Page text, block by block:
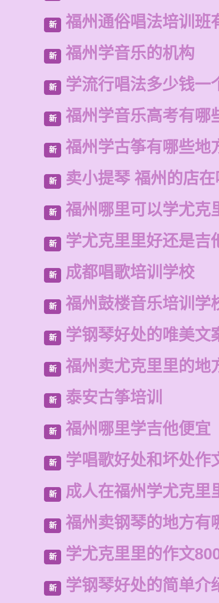
新 福州通俗唱法培训班
新 福州学音乐的机构
新 学流行唱法多少钱一
新 福州学音乐高考有哪
新 福州学古筝有哪些地
新 卖小提琴 福州的店
新 福州哪里可以学尤克
新 学尤克里里好还是吉
新 成都唱歌培训学校
新 福州鼓楼音乐培训学
新 学钢琴好处的唯美文
新 福州卖尤克里里的地
新 泰安古筝培训
新 福州哪里学吉他便宜
新 学唱歌好处和坏处作
新 成人在福州学尤克里
新 福州卖钢琴的地方有
新 学尤克里里的作文
新 学钢琴好处的简单介